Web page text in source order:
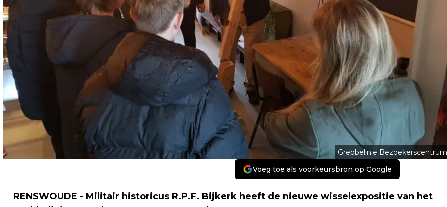
Grebbelinie Bezoekerscentrum
Voeg toe als voorkeursbron op Google
RENSWOUDE - Militair historicus R.P.F. Bijkerk heeft de nieuwe wisselexpositie van het